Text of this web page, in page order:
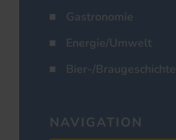
Gastronomie
Energie/Umwelt
Bier-/Braugeschichte
NAVIGATION